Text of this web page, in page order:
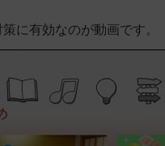
に有効なのが動画です。